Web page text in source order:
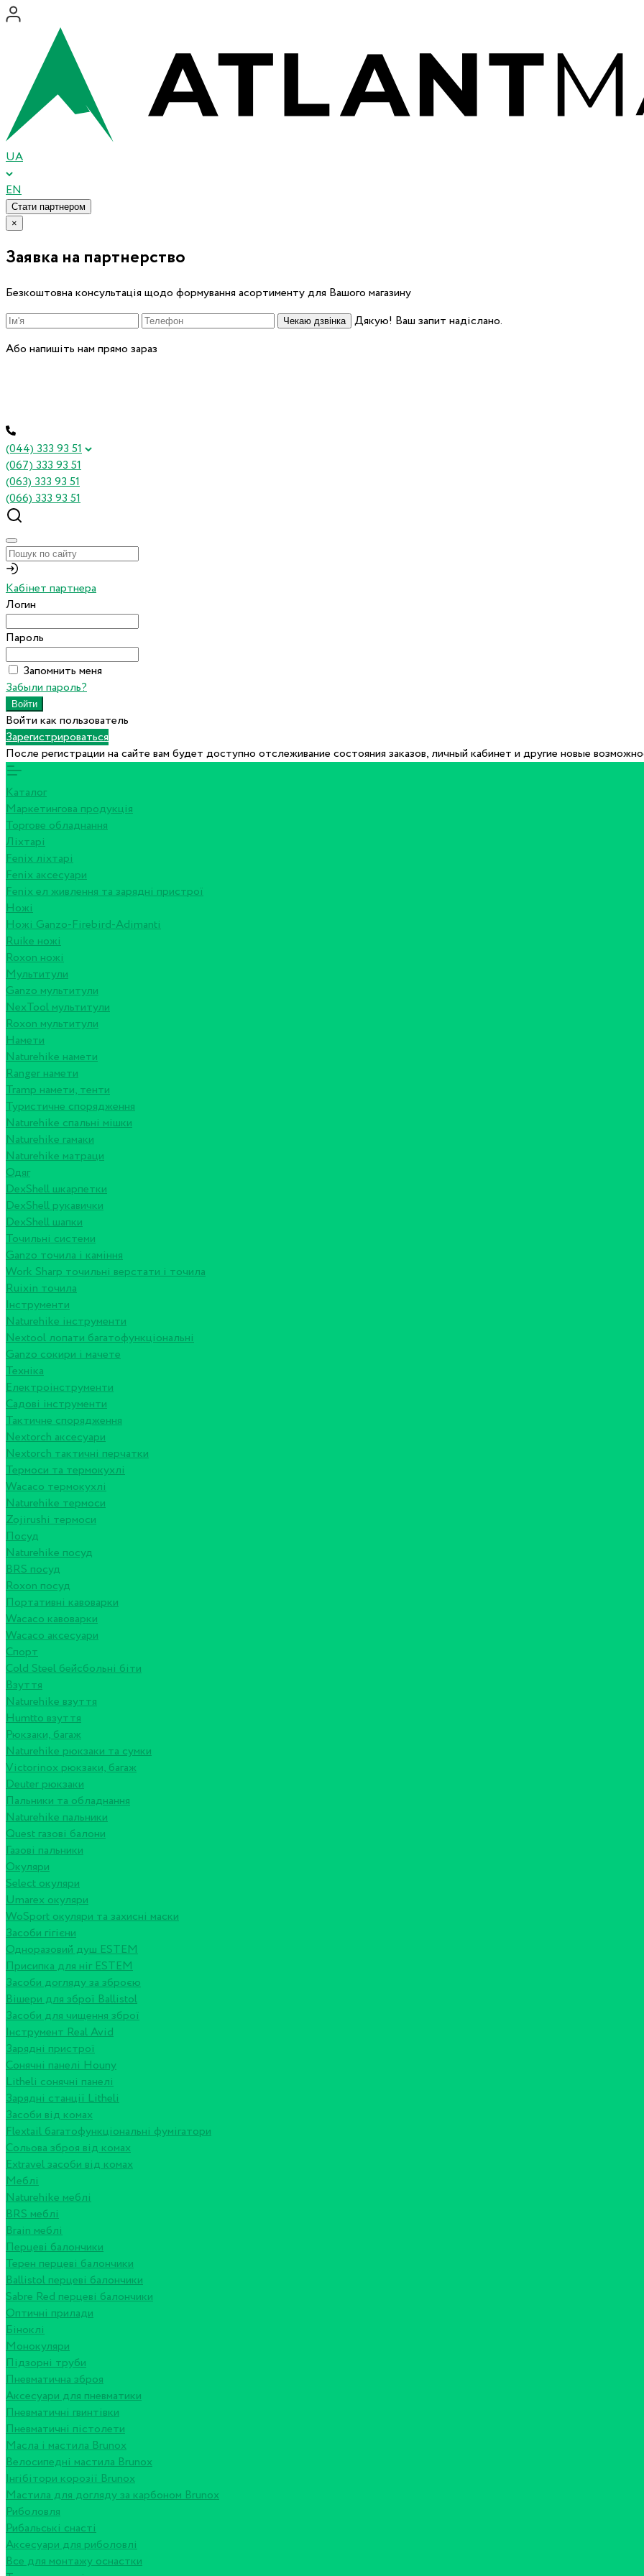
UA
EN
Стати партнером
×
Заявка на партнерство
Безкоштовна консультація щодо формування асортименту для Вашого магазину
Чекаю дзвінка
Дякую! Ваш запит надіслано.
Або напишіть нам прямо зараз
(044) 333 93 51
(067) 333 93 51
(063) 333 93 51
(066) 333 93 51
Кабінет партнера
Логин
Пароль
Запомнить меня
Забыли пароль?
Войти как пользователь
Зарегистрироваться
После регистрации на сайте вам будет доступно отслеживание состояния заказов, личный кабинет и другие новые
Каталог
Маркетингова продукція
Торгове обладнання
Ліхтарі
Fenix ліхтарі
Fenix аксесуари
Fenix ел живлення та зарядні пристрої
Ножі
Ножі Ganzo-Firebird-Adimanti
Ruike ножі
Roxon ножi
Мультитули
Ganzo мультитули
NexTool мультитули
Roxon мультитули
Намети
Naturehike намети
Ranger намети
Tramp намети, тенти
Туристичне спорядження
Naturehike спальні мішки
Naturehike гамаки
Naturehike матраци
Одяг
DexShell шкарпетки
DexShell рукавички
DexShell шапки
Точильні системи
Ganzo точила і каміння
Work Sharp точильні верстати і точила
Ruixin точила
Інструменти
Naturehike інструменти
Nextool лопати багатофункціональні
Ganzo сокири і мачете
Техніка
Електроінструменти
Садові інструменти
Тактичне спорядження
Nextorch аксесуари
Nextorch тактичні перчатки
Термоси та термокухлі
Wacaco термокухлі
Naturehike термоси
Zojirushi термоси
Посуд
Naturehike посуд
BRS посуд
Roxon посуд
Портативні кавоварки
Wacaco кавоварки
Wacaco аксесуари
Спорт
Cold Steel бейсбольні біти
Взуття
Naturehike взуття
Humtto взуття
Рюкзаки, багаж
Naturehike рюкзаки та сумки
Victorinox рюкзаки, багаж
Deuter рюкзаки
Пальники та обладнання
Naturehike пальники
Quest газові балони
Газові пальники
Окуляри
Select окуляри
Umarex окуляри
WoSport окуляри та захисні маски
Засоби гігієни
Одноразовий душ ESTEM
Присипка для ніг ESTEM
Засоби догляду за зброєю
Вішери для зброї Ballistol
Засоби для чищення зброї
Інструмент Real Avid
Зарядні пристрої
Сонячні панелі Houny
Litheli сонячні панелі
Зарядні станції Litheli
Засоби від комах
Flextail багатофункціональні фумігатори
Сольова зброя від комах
Extravel засоби від комах
Меблі
Naturehike меблі
BRS меблі
Brain меблі
Перцеві балончики
Терен перцеві балончики
Ballistol перцеві балончики
Sabre Red перцеві балончики
Оптичні прилади
Біноклі
Монокуляри
Підзорні труби
Пневматична зброя
Аксесуари для пневматики
Пневматичні гвинтівки
Пневматичні пістолети
Масла і мастила Brunox
Велосипедні мастила Brunox
Інгібітори корозії Brunox
Мастила для догляду за карбоном Brunox
Риболовля
Рибальські снасті
Аксесуари для риболовлі
Все для монтажу оснастки